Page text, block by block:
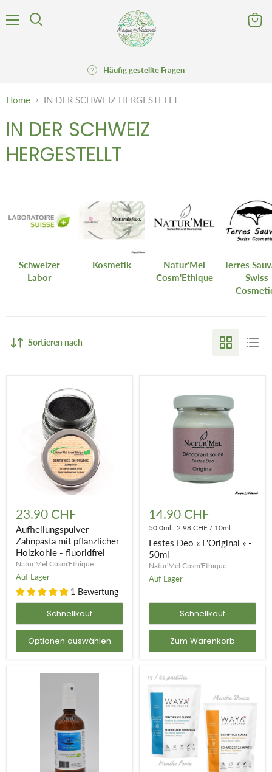
Häufig gestellte Fragen
Home IN DER SCHWEIZ HERGESTELLT
IN DER SCHWEIZ
HERGESTELLT
Schweizer
Labor
Kosmetik
Natur'Mel
Cosm'Ethique
Terres
Swiss
Sortieren nach
Zahnpasta
mit
pflanzlicher
Holzkohle
fluoridfrei
23.90 CHF
Aufhellungspulver-
Zahnpasta mit pflanzlicher
Holzkohle - fluoridfrei
Natur'Mel Cosm'Ethique
Auf Lager
1 Bewertung
Schnellkauf
Optionen auswählen
Deo
L'Original
50ml
14.90 CHF
50.0ml | 2.98 CHF / 10ml
Festes Deo « L'Original » -
50ml
Natur'Mel Cosm'Ethique
Auf Lager
Schnellkauf
Zum Warenkorb